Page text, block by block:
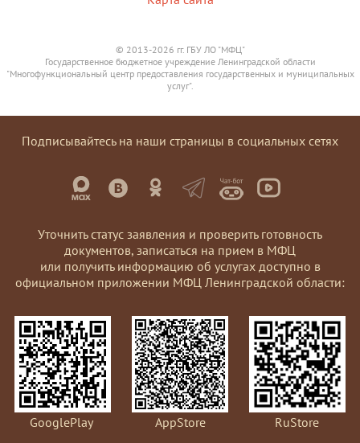
© 2013-2026 гг. ГБУ ЛО "МФЦ"
Государственное бюджетное учреждение Ленинградской области
"Многофункциональный центр предоставления государственных и муниципальных
услуг".
Подписывайтесь на наши страницы в социальных сетях
Уточнить статус заявления и проверить готовность
документов, записаться на прием в МФЦ
или получить информацию об услугах доступно в
официальном приложении МФЦ Ленинградской области:
GooglePlay AppStore
RuStore